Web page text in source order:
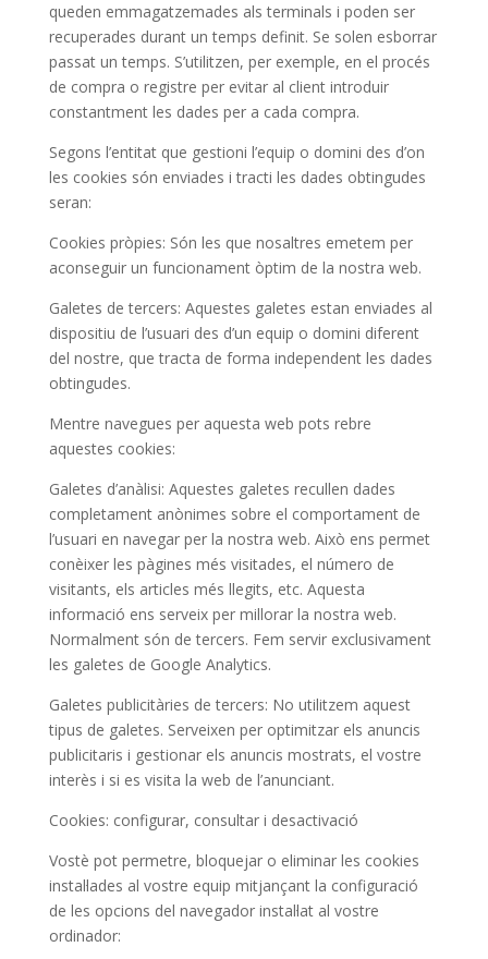
queden emmagatzemades als terminals i poden ser
recuperades durant un temps definit. Se solen esborrar
passat un temps. S’utilitzen, per exemple, en el procés
de compra o registre per evitar al client introduir
constantment les dades per a cada compra.
Segons l’entitat que gestioni l’equip o domini des d’on
les cookies són enviades i tracti les dades obtingudes
seran:
Cookies pròpies: Són les que nosaltres emetem per
aconseguir un funcionament òptim de la nostra web.
Galetes de tercers: Aquestes galetes estan enviades al
dispositiu de l’usuari des d’un equip o domini diferent
del nostre, que tracta de forma independent les dades
obtingudes.
Mentre navegues per aquesta web pots rebre
aquestes cookies:
Galetes d’anàlisi: Aquestes galetes recullen dades
completament anònimes sobre el comportament de
l’usuari en navegar per la nostra web. Això ens permet
conèixer les pàgines més visitades, el número de
visitants, els articles més llegits, etc. Aquesta
informació ens serveix per millorar la nostra web.
Normalment són de tercers. Fem servir exclusivament
les galetes de Google Analytics.
Galetes publicitàries de tercers: No utilitzem aquest
tipus de galetes. Serveixen per optimitzar els anuncis
publicitaris i gestionar els anuncis mostrats, el vostre
interès i si es visita la web de l’anunciant.
Cookies: configurar, consultar i desactivació
Vostè pot permetre, bloquejar o eliminar les cookies
instal·lades al vostre equip mitjançant la configuració
de les opcions del navegador instal·lat al vostre
ordinador: